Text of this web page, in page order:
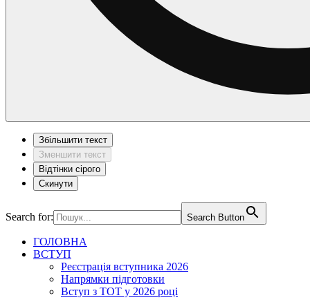
Збільшити текст
Зменшити текст
Відтінки сірого
Скинути
Search for: Search Button
ГОЛОВНА
ВСТУП
Реєстрація вступника 2026
Напрямки підготовки
Вступ з ТОТ у 2026 році